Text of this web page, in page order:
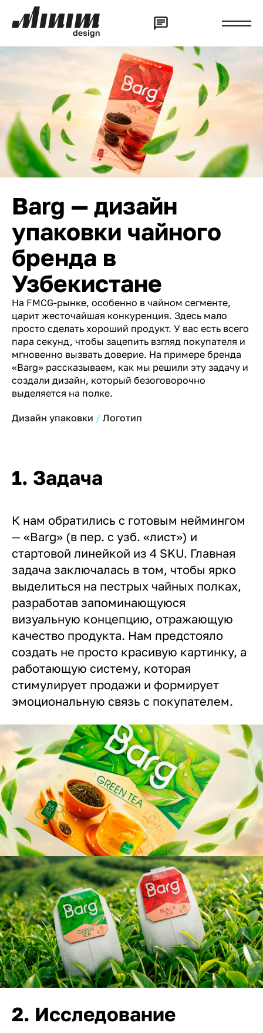
design
Barg — дизайн
упаковки чайного
бренда в
Узбекистане
На FMCG-рынке, особенно в чайном сегменте,
царит жесточайшая конкуренция. Здесь мало
просто сделать хороший продукт. У вас есть всего
пара секунд, чтобы зацепить взгляд покупателя и
мгновенно вызвать доверие. На примере бренда
«Barg» рассказываем, как мы решили эту задачу и
создали дизайн, который безоговорочно
выделяется на полке.
Дизайн упаковки Логотип
1. Задача
К нам обратились с готовым неймингом
— «Barg» (в пер. с узб. «лист») и
стартовой линейкой из 4 SKU. Главная
задача заключалась в том, чтобы ярко
выделиться на пестрых чайных полках,
разработав запоминающуюся
визуальную концепцию, отражающую
качество продукта. Нам предстояло
создать не просто красивую картинку, а
работающую систему, которая
стимулирует продажи и формирует
эмоциональную связь с покупателем.
2. Исследование